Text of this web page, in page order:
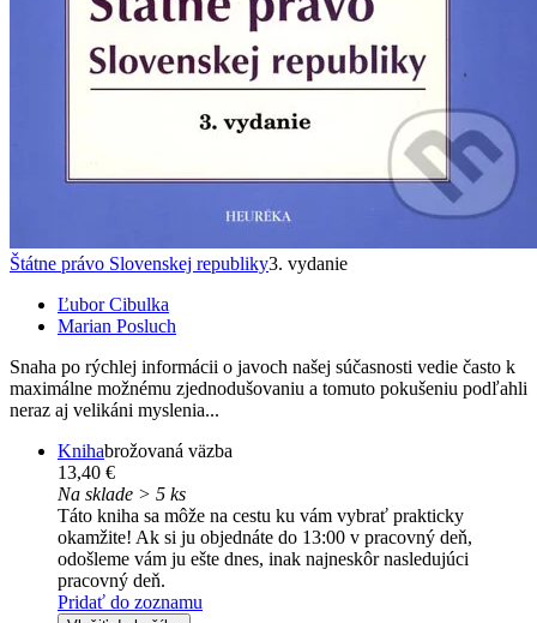
Štátne právo Slovenskej republiky3. vydanie
Ľubor Cibulka
Marian Posluch
Snaha po rýchlej informácii o javoch našej súčasnosti vedie často k
maximálne možnému zjednodušovaniu a tomuto pokušeniu podľahli
neraz aj velikáni myslenia...
Knihabrožovaná väzba
13,40 €
Na sklade > 5 ks
Táto kniha sa môže na cestu ku vám vybrať prakticky
okamžite! Ak si ju objednáte do 13:00 v pracovný deň,
odošleme vám ju ešte dnes, inak najneskôr nasledujúci
pracovný deň.
Pridať do zoznamu